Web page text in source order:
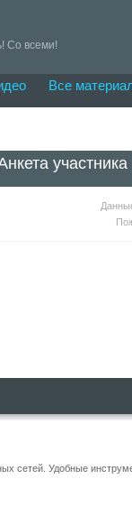
Со всеми!
Все
участника
сетей. Удобные